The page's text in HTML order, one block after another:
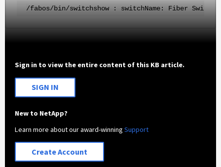
/fabos/bin/switchshow : switchName: Fiber
Sign in to view the entire content of this KB article.
SIGN IN
New to NetApp?
Learn more about our award-winningSupport
Create Account